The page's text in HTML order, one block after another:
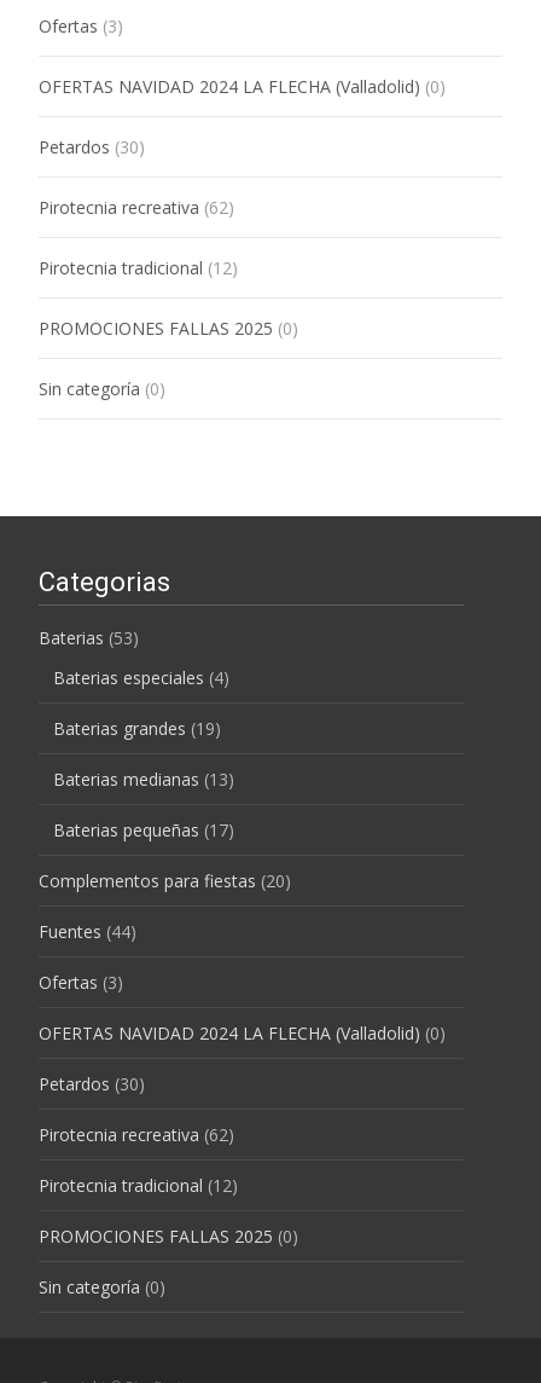
Ofertas (3)
OFERTAS NAVIDAD 2024 LA FLECHA (Valladolid) (0)
Petardos (30)
Pirotecnia recreativa (62)
Pirotecnia tradicional (12)
PROMOCIONES FALLAS 2025 (0)
Sin categoría (0)
Categorias
Baterias (53)
Baterias especiales (4)
Baterias grandes (19)
Baterias medianas (13)
Baterias pequeñas (17)
Complementos para fiestas (20)
Fuentes (44)
Ofertas (3)
OFERTAS NAVIDAD 2024 LA FLECHA (Valladolid) (0)
Petardos (30)
Pirotecnia recreativa (62)
Pirotecnia tradicional (12)
PROMOCIONES FALLAS 2025 (0)
Sin categoría (0)